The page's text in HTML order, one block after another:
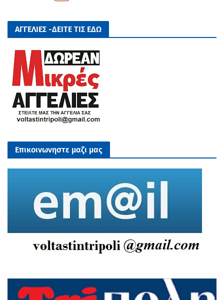
ΑΓΓΕΛΙΕΣ -ΔΕΙΤΕ ΤΙΣ ΕΔΩ
Επικοινωνηστε μαζι μας